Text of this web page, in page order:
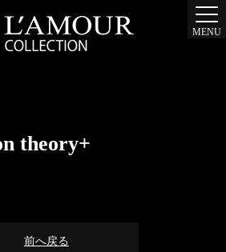
MENU
theory+
前へ戻る